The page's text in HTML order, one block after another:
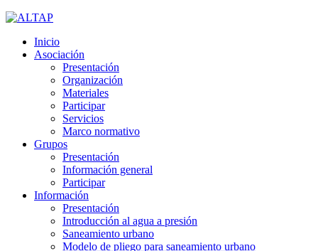
Inicio
Asociación
Presentación
Organización
Materiales
Participar
Servicios
Marco normativo
Grupos
Presentación
Información general
Participar
Información
Presentación
Introducción al agua a presión
Saneamiento urbano
Modelo de pliego para saneamiento urbano